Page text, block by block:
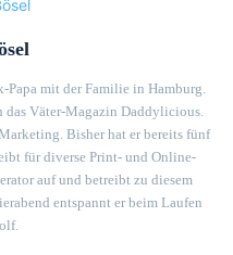
mit der Familie in Hamburg.
das Väter-Magazin Daddylicious.
Bisher hat er bereits fünf
für diverse Print- und Online-
auf und betreibt zu diesem
entspannt er beim Laufen